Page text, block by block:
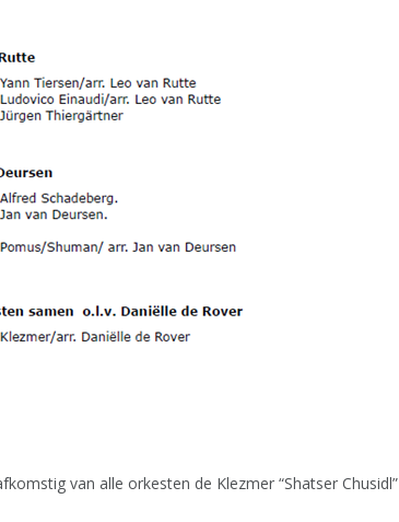
van alle orkesten de Klezmer “Shatser Chusidl”